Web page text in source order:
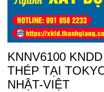
KNNV6100
THÉP TẠI
NHẬT-VIỆT